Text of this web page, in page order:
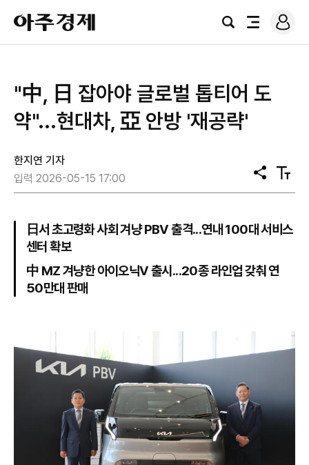
아
주
경
검
전
로
그
"中, 日 잡아야 글로벌 톱티어 도
약"...현대차, 亞 안방 '재공략'
한지연 기자
입력 2026-05-15 17:00
공
유
텍
스
기
日서 초고령화 사회 겨냥 PBV 출격...연내 100대 서비스
센터 확보
中 MZ 겨냥한 아이오닉V 출시...20종 라인업 갖춰 연
50만대 판매